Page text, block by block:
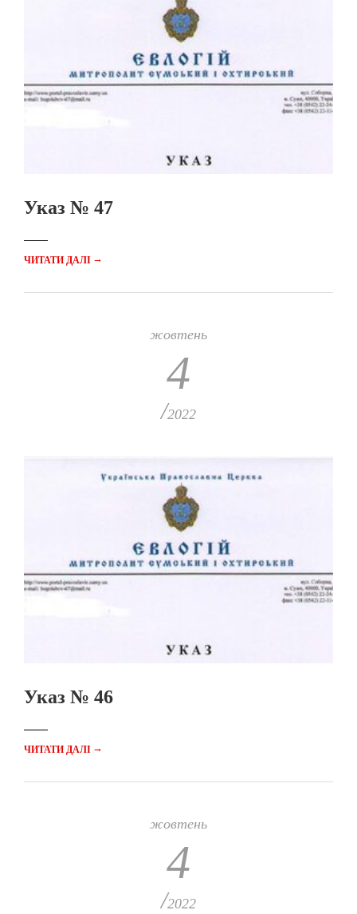
Указ № 47
ЧИТАТИ ДАЛІ →
жовтень
4
/2022
Указ № 46
ЧИТАТИ ДАЛІ →
жовтень
4
/2022